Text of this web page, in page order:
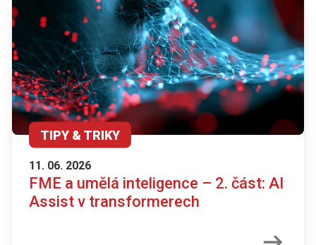
TIPY & TRIKY
11. 06. 2026
FME a umělá inteligence – 2. část: AI
Assist v transformerech